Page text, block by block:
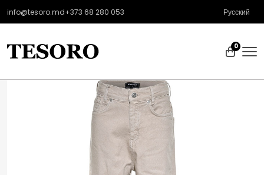
info@tesoro.md+373 68 280 053 Русский
0